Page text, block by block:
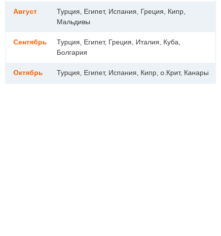
Август
Турция, Египет, Испания, Греция, Кипр,
Мальдивы
Сентябрь
Турция, Египет, Греция, Италия, Куба,
Болгария
Октябрь Турция, Египет, Испания, Кипр, о.Крит, Канары